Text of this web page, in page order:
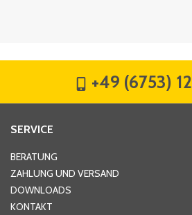
Hausnummer
+49 (6753)
SERVICE
BERATUNG
ZAHLUNG UND VERSAND
DOWNLOADS
KONTAKT